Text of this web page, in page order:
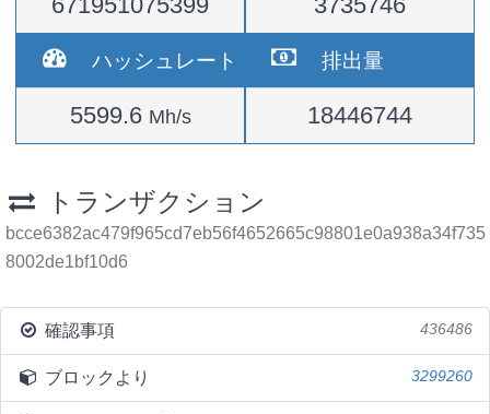
ハッシュレート
5599.6 Mh/s
排出量
18446744
トランザクション
bcce6382ac479f965cd7eb56f4652665c98801e0a938a34f735
8002de1bf10d6
確認事項 436486
ブロックより 3299260